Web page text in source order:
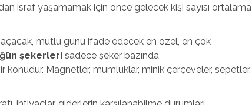
israf yaşamamak için önce gelecek kişi sayısı ortalama
açacak, mutlu günü ifade edecek en özel, en çok
şekerleri sadece şeker bazında
Magnetler, mumluklar, minik çerçeveler, sepetler,